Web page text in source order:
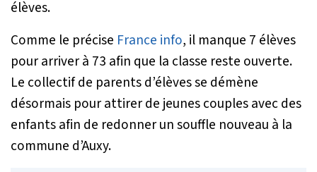
élèves.
Comme le précise France info, il manque 7 élèves
pour arriver à 73 afin que la classe reste ouverte.
Le collectif de parents d’élèves se démène
désormais pour attirer de jeunes couples avec des
enfants afin de redonner un souffle nouveau à la
commune d’Auxy.